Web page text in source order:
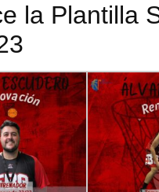
la Plantilla